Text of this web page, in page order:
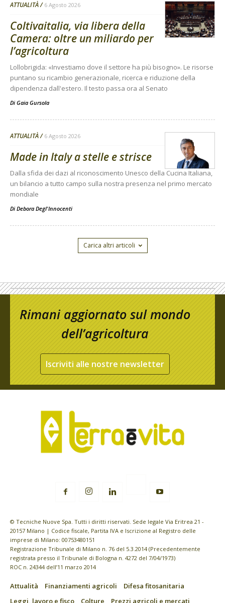
ATTUALITÀ 6 Agosto 2026
Coltivaitalia, via libera della
Camera: oltre un miliardo per
l’agricoltura
Lollobrigida: «Investiamo dove il settore ha più bisogno». Le risorse
puntano su ricambio generazionale, ricerca e riduzione della
dipendenza dall'estero. Il testo passa ora al Senato
Di Gaia Gursola
ATTUALITÀ 6 Agosto 2026
Made in Italy a stelle e strisce
Dalla sfida dei dazi al riconoscimento Unesco della Cucina Italiana,
un bilancio a tutto campo sulla nostra presenza nel primo mercato
mondiale
Di Debora Degl'Innocenti
Carica altri articoli
Rimani aggiornato sul mondo
dell’agricoltura
Iscriviti alle nostre newsletter
© Tecniche Nuove Spa. Tutti i diritti riservati. Sede legale Via Eritrea 21 -
20157 Milano | Codice fiscale, Partita IVA e Iscrizione al Registro delle
imprese di Milano: 00753480151
Registrazione Tribunale di Milano n. 76 del 5.3.2014 (Precedentemente
registrata presso il Tribunale di Bologna n. 4272 del 7/04/1973)
ROC n. 24344 dell’11 marzo 2014
Attualità Finanziamenti agricoli
Difesa fitosanitaria
Leggi, lavoro e fisco
Colture
Prezzi agricoli e mercati